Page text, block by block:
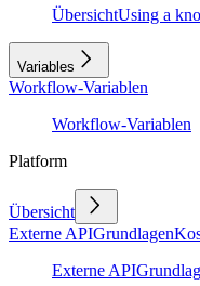
ÜbersichtUsing a
Variables
Workflow-Variablen
Workflow-Variablen
Platform
Übersicht
Externe APIGrundlagen
Externe API